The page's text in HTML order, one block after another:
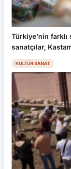
Türkiye’nin
sanatçılar,
KÜLTÜR SANAT